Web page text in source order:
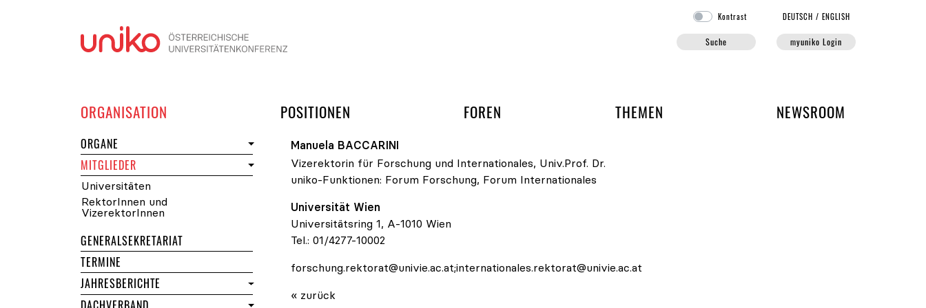
Kontrast DEUTSCH /ENGLISH
Suche myuniko Login
ORGANISATION POSITIONEN FOREN UND ARBEITSGRUPPEN DER UNIKO
THEMEN NEWSROOM
ORGANE
MITGLIEDERDER UNIKO
Universitäten
RektorInnen und
VizerektorInnen
GENERALSEKRETARIAT
TERMINE
JAHRESBERICHTE
Manuela BACCARINI
Vizerektorin für Forschung und Internationales, Univ.Prof. Dr.
uniko-Funktionen: Forum Forschung, Forum Internationales
Universität Wien
Universitätsring 1, A-1010 Wien
Tel.: 01/4277-10002
forschung.rektorat@univie.ac.at;internationales.rektorat@univie.ac.at
« zurück